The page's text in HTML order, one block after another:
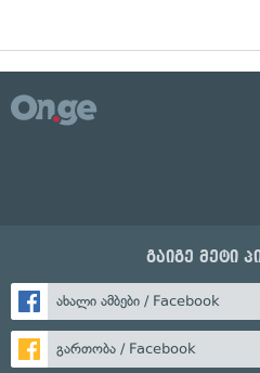
გაიგე მეტი
ახალი ამბები / Facebook
გართობა / Facebook